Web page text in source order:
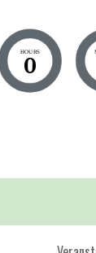
HOURS
0